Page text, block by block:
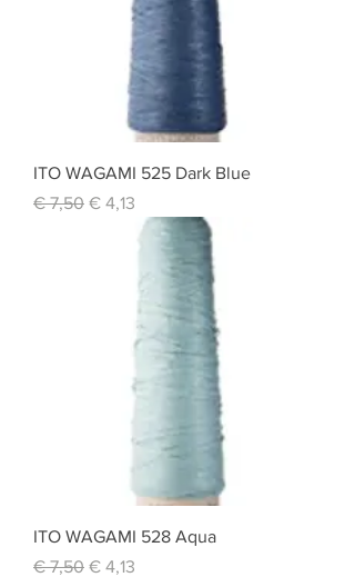
ITO WAGAMI 525 Dark Blue
Standardpreis
€ 7,50 Sale-Preis
€ 4,13
ITO WAGAMI 528 Aqua
Standardpreis
€ 7,50 Sale-Preis
€ 4,13